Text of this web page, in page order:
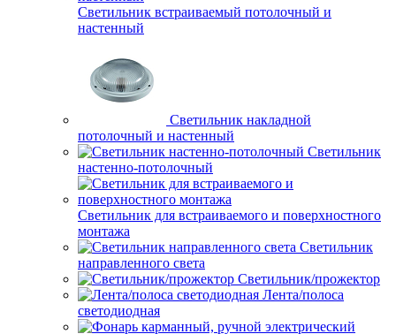
Светильник встраиваемый потолочный и
настенный
Светильник накладной
потолочный и настенный
Светильник
настенно-потолочный
Светильник для встраиваемого и поверхностного
монтажа
Светильник
направленного света
Светильник/прожектор
Лента/полоса
светодиодная